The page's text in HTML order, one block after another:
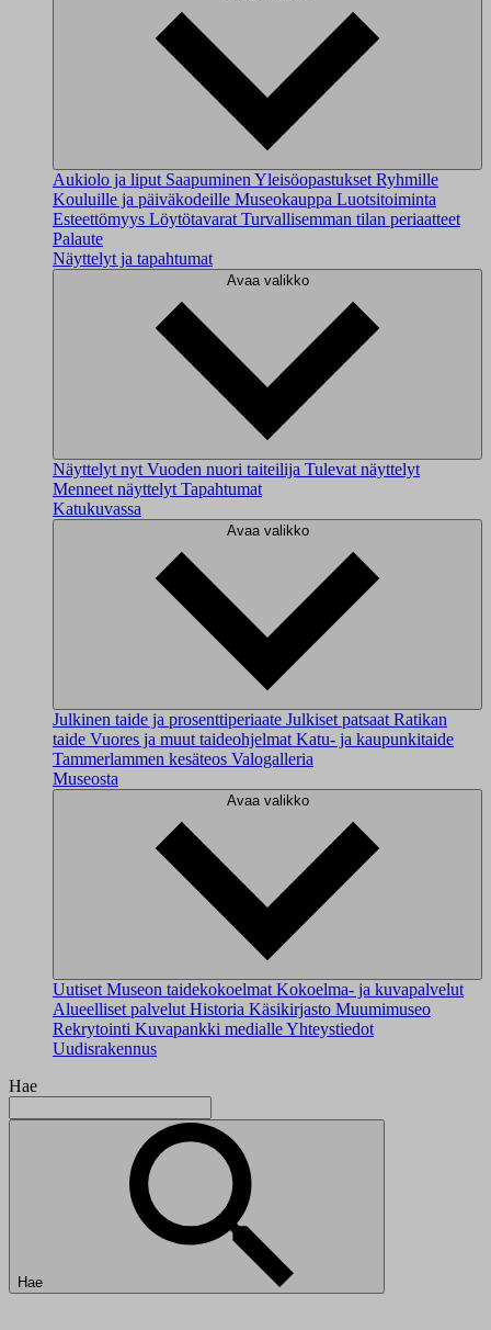
Aukiolo ja liput Saapuminen Yleisöopastukset Ryhmille
Kouluille ja päiväkodeille Museokauppa Luotsitoiminta
Esteettömyys Löytötavarat Turvallisemman tilan periaatteet
Palaute
Näyttelyt ja tapahtumat
Avaa valikko
Näyttelyt nyt Vuoden nuori taiteilija Tulevat näyttelyt
Menneet näyttelyt Tapahtumat
Katukuvassa
Avaa valikko
Julkinen taide ja prosenttiperiaate Julkiset patsaat Ratikan
taide Vuores ja muut taideohjelmat Katu- ja kaupunkitaide
Tammerlammen kesäteos Valogalleria
Museosta
Avaa valikko
Uutiset Museon taidekokoelmat Kokoelma- ja kuvapalvelut
Alueelliset palvelut Historia Käsikirjasto Muumimuseo
Rekrytointi Kuvapankki medialleYhteystiedot
Uudisrakennus
Hae
Hae